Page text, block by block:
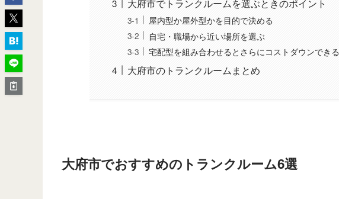
大府市でトランクルームを選ぶときのポイント
屋内型か屋外型かを目的で決める
自宅・職場から近い場所を選ぶ
宅配型を組み合わせるとさらにコストダウンできる
大府市のトランクルームまとめ
大府市でおすすめのトランクルーム6選